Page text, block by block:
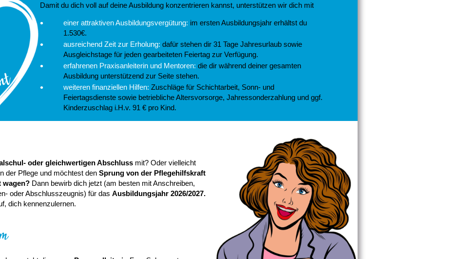
Damit du dich voll auf deine Ausbildung konzentrieren kannst, unterstützen wir dich mit
einer attraktiven Ausbildungsvergütung: im ersten Ausbildungsjahr erhältst du
1.530€.
ausreichend Zeit zur Erholung: dafür stehen dir 31 Tage Jahresurlaub sowie
Ausgleichstage für jeden gearbeiteten Feiertag zur Verfügung.
erfahrenen Praxisanleiterin und Mentoren: die dir während deiner gesamten
Ausbildung unterstützend zur Seite stehen.
weiteren finanziellen Hilfen: Zuschläge für Schichtarbeit, Sonn- und
Feiertagsdienste sowie betriebliche Altersvorsorge, Jahressonderzahlung und ggf.
Kinderzuschlag i.H.v. 91 € pro Kind.
oder gleichwertigen Abschluss mit? Oder vielleicht
der Pflege und möchtest denSprung von der Pflegehilfskraft
wagen? Dann bewirb dich jetzt (am besten mit Anschreiben,
oder Abschlusszeugnis) für dasAusbildungsjahr 2026/2027.
dich kennenzulernen.